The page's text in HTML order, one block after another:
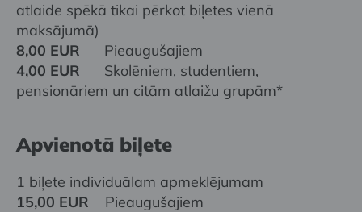
atlaide spēkā tikai pērkot biļetes vienā
maksājumā)
8,00 EUR Pieaugušajiem
4,00 EUR Skolēniem, studentiem,
pensionāriem un citām atlaižu grupām*
Apvienotā biļete
1 biļete individuālam apmeklējumam
15,00 EUR Pieaugušajiem